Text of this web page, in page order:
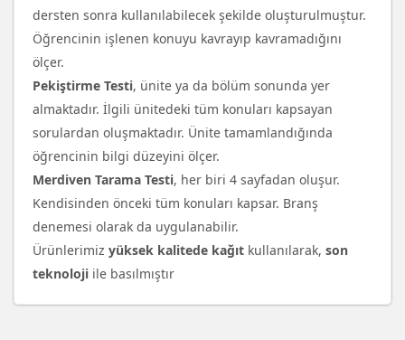
dersten sonra kullanılabilecek şekilde oluşturulmuştur.
Öğrencinin işlenen konuyu kavrayıp kavramadığını
ölçer.
Pekiştirme Testi, ünite ya da bölüm sonunda yer
almaktadır. İlgili ünitedeki tüm konuları kapsayan
sorulardan oluşmaktadır. Ünite tamamlandığında
öğrencinin bilgi düzeyini ölçer.
Merdiven Tarama Testi, her biri 4 sayfadan oluşur.
Kendisinden önceki tüm konuları kapsar. Branş
denemesi olarak da uygulanabilir.
Ürünlerimiz yüksek kalitede kağıt kullanılarak, son
teknoloji ile basılmıştır